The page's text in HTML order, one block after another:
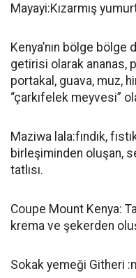
Mayayi:Kızarmış
Kenya’nın bölge bölge
getirisi olarak ananas,
portakal, guava, muz,
“çarkıfelek meyvesi”
Maziwa lala:fındık,
birleşiminden oluşan,
tatlısı.
Coupe Mount Kenya:
krema ve şekerden
Sokak yemeği Githeri